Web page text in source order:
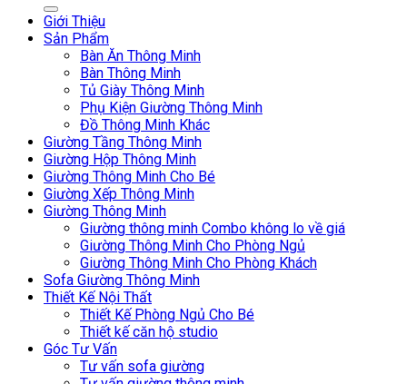
Giới Thiệu
Sản Phẩm
Bàn Ăn Thông Minh
Bàn Thông Minh
Tủ Giày Thông Minh
Phụ Kiện Giường Thông Minh
Đồ Thông Minh Khác
Giường Tầng Thông Minh
Giường Hộp Thông Minh
Giường Thông Minh Cho Bé
Giường Xếp Thông Minh
Giường Thông Minh
Giường thông minh Combo không lo về giá
Giường Thông Minh Cho Phòng Ngủ
Giường Thông Minh Cho Phòng Khách
Sofa Giường Thông Minh
Thiết Kế Nội Thất
Thiết Kế Phòng Ngủ Cho Bé
Thiết kế căn hộ studio
Góc Tư Vấn
Tư vấn sofa giường